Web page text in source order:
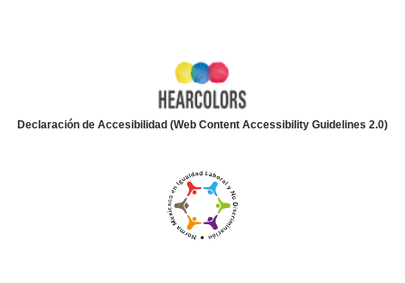
Declaración de Accesibilidad (Web Content Accessibility Guidelines 2.0)